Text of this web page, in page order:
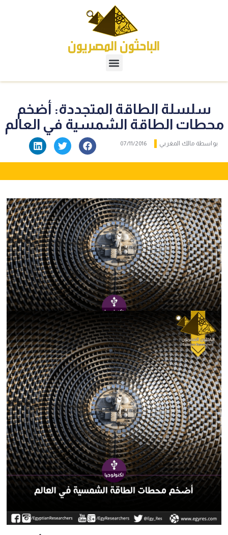
سلسلة الطاقة المتجددة: أضخم
محطات الطاقة الشمسية في العالم
بواسطة مالك المغربي 07/11/2016